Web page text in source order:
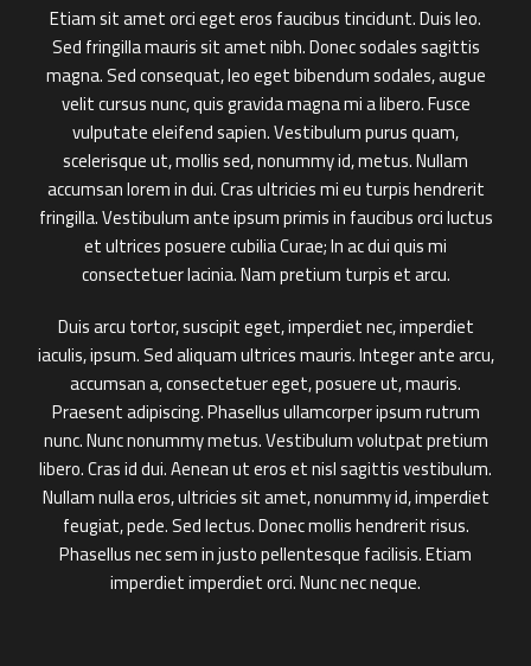
Etiam sit amet orci eget eros faucibus tincidunt. Duis leo.
Sed fringilla mauris sit amet nibh. Donec sodales sagittis
magna. Sed consequat, leo eget bibendum sodales, augue
velit cursus nunc, quis gravida magna mi a libero. Fusce
vulputate eleifend sapien. Vestibulum purus quam,
scelerisque ut, mollis sed, nonummy id, metus. Nullam
accumsan lorem in dui. Cras ultricies mi eu turpis hendrerit
fringilla. Vestibulum ante ipsum primis in faucibus orci luctus
et ultrices posuere cubilia Curae; In ac dui quis mi
consectetuer lacinia. Nam pretium turpis et arcu.
Duis arcu tortor, suscipit eget, imperdiet nec, imperdiet
iaculis, ipsum. Sed aliquam ultrices mauris. Integer ante arcu,
accumsan a, consectetuer eget, posuere ut, mauris.
Praesent adipiscing. Phasellus ullamcorper ipsum rutrum
nunc. Nunc nonummy metus. Vestibulum volutpat pretium
libero. Cras id dui. Aenean ut eros et nisl sagittis vestibulum.
Nullam nulla eros, ultricies sit amet, nonummy id, imperdiet
feugiat, pede. Sed lectus. Donec mollis hendrerit risus.
Phasellus nec sem in justo pellentesque facilisis. Etiam
imperdiet imperdiet orci. Nunc nec neque.